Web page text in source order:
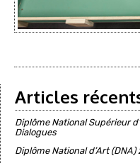
Articles
Diplôme National Supérieur
Dialogues
Diplôme National d’Art